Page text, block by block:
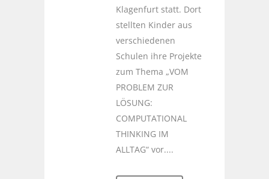
Klagenfurt statt. Dort
stellten Kinder aus
verschiedenen
Schulen ihre Projekte
zum Thema „VOM
PROBLEM ZUR
LÖSUNG:
COMPUTATIONAL
THINKING IM
ALLTAG“ vor....